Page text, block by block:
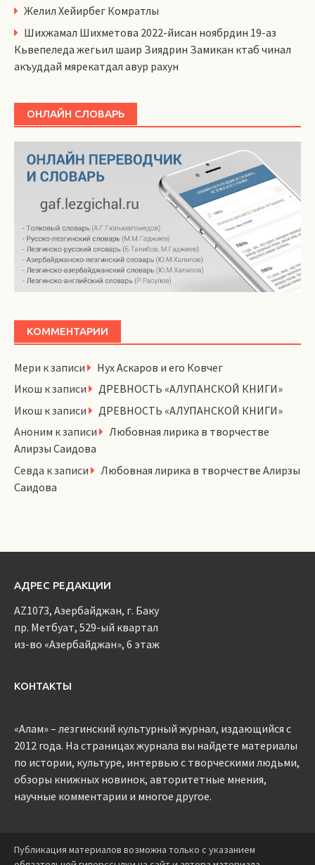
Желил Хейирбег Комратлы
Шихжамал Шихметова 2022-йисан ноябрдин 19-аз
Кьвепеледа жегьил шаир Зиядрин Замикан ктаб чинал
акъуддай мярекатдал авур рахун
ОНЛАЙН СЛОВАРЬ
КОММЕНТАРИИ
Мери к записи
Нух Аскаров и его Ковчег
Икош к записи
ДРЕВНОСТЬ «АЛУПАНСКОЙ КНИГИ»
Икош к записи
ДРЕВНОСТЬ «АЛУПАНСКОЙ КНИГИ»
Аноним к записи
Любовная лирика в творчестве
Алирзы Саидова
Севда к записи
Любовная лирика в творчестве Алирзы
Саидова
АДРЕС РЕДАКЦИИ
AZ1073, Азербайджан, г. Баку
пр. Метбуат, 529-ый квартал
из-во «Азербайджан», 6 этаж
КОНТАКТЫ
«Алам» – лезгинский культурный журнал, издающийся с
2012 года. На страницах журнала вы найдете материалы
по истории, культуре, интервью с творческими людьми,
обзоры книжных новинок, авторитетные мнения,
научные комментарии и многое другое.
Публикация материалов возможна только с указанием